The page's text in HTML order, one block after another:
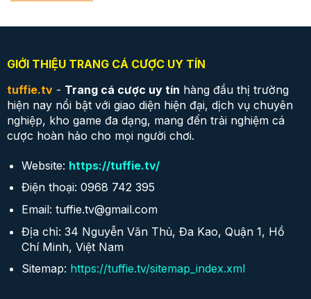
GIỚI THIỆU TRANG CÁ CƯỢC UY TÍN
tuffie.tv- Trang cá cược uy tín hàng đầu thị trường
hiện nay nổi bật với giao diện hiện đại, dịch vụ chuyên
nghiệp, kho game đa dạng, mang đến trải nghiệm cá
cược hoàn hảo cho mọi người chơi.
Website: https://tuffie.tv/
Điện thoại: 0968 742 395
Email: tuffie.tv@gmail.com
Địa chỉ: 34 Nguyễn Văn Thủ, Đa Kao, Quận 1, Hồ
Chí Minh, Việt Nam
Sitemap: https://tuffie.tv/sitemap_index.xml